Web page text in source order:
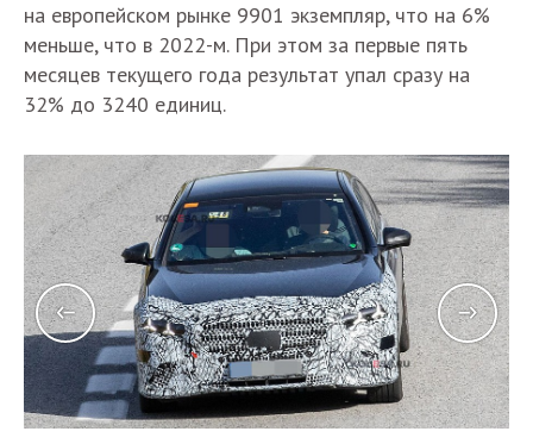
на европейском рынке 9901 экземпляр, что на 6%
меньше, что в 2022-м. При этом за первые пять
месяцев текущего года результат упал сразу на
32% до 3240 единиц.